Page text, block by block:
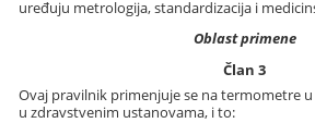
uređuju metrologija, standardizacija i
Oblast primene
Član 3
Ovaj pravilnik primenjuje se na termometre
u zdravstvenim ustanovama, i to: